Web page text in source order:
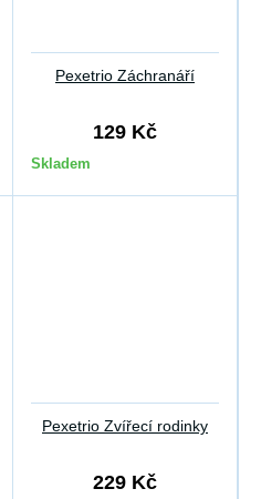
Pexetrio Záchranáří
129 Kč
Skladem
Pexetrio Zvířecí rodinky
229 Kč